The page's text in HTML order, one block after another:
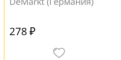
278 ₽